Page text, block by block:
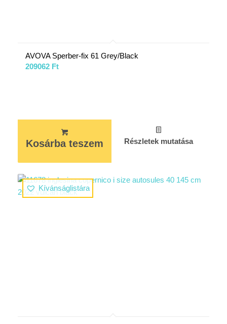
AVOVA Sperber-fix 61 Grey/Black
209062 Ft
Kosárba teszem Részletek mutatása
Kívánságlistára